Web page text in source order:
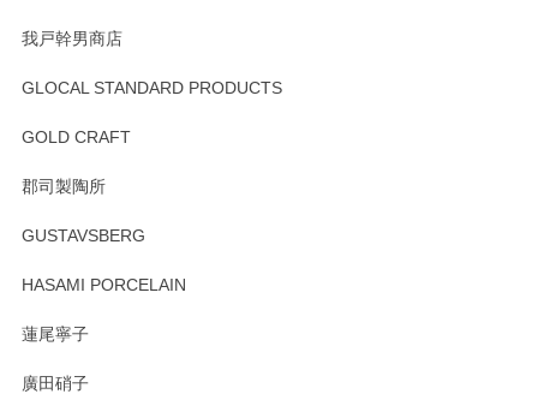
我戸幹男商店
GLOCAL STANDARD PRODUCTS
GOLD CRAFT
郡司製陶所
GUSTAVSBERG
HASAMI PORCELAIN
蓮尾寧子
廣田硝子